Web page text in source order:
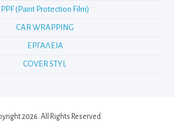
PPF (Paint Protection Film)
CAR WRAPPING
ΕΡΓΑΛΕΙΑ
COVER STYL
2026. All Rights Reserved.